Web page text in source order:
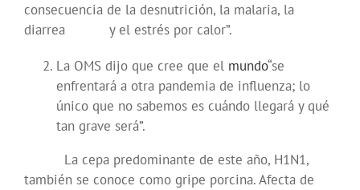
consecuencia de la desnutrición, la malaria, la
diarrea y el estrés por calor”.
La OMS dijo que cree que el mundo“se
enfrentará a otra pandemia de influenza; lo
único que no sabemos es cuándo llegará y qué
tan grave será”.
La cepa predominante de este año, H1N1,
también se conoce como gripe porcina. Afecta de